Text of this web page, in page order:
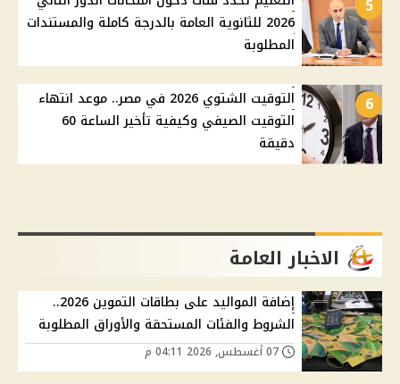
5
2026 للثانوية العامة بالدرجة كاملة والمستندات
المطلوبة
6
التوقيت الشتوي 2026 في مصر.. موعد انتهاء
التوقيت الصيفي وكيفية تأخير الساعة 60
دقيقة
الاخبار العامة
إضافة المواليد على بطاقات التموين 2026..
الشروط والفئات المستحقة والأوراق المطلوبة